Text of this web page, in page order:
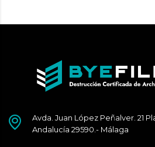
Avda. Juan López Peñalver. 21
Andalucía 29590.- Málaga